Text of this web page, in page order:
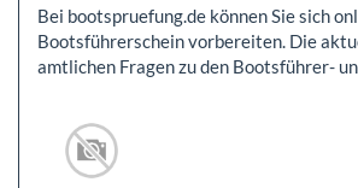
Bei bootspruefung.de können Sie sich
Bootsführerschein vorbereiten. Die
amtlichen Fragen zu den Bootsführer-